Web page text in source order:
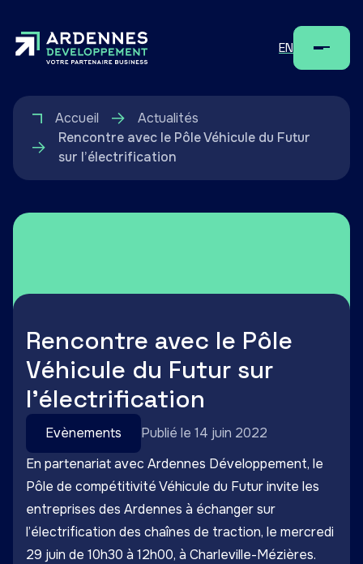
EN Menu
Accueil
Actualités
Rencontre avec le Pôle Véhicule du Futur
sur l’électrification
Rencontre avec le Pôle
Véhicule du Futur sur
l’électrification
Evènements
Publié le 14 juin 2022
En partenariat avec Ardennes Développement, le
Pôle de compétitivité Véhicule du Futur invite les
entreprises des Ardennes à échanger sur
l’électrification des chaînes de traction, le mercredi
29 juin de 10h30 à 12h00, à Charleville-Mézières.